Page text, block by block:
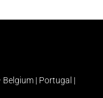
Belgium | Portugal |